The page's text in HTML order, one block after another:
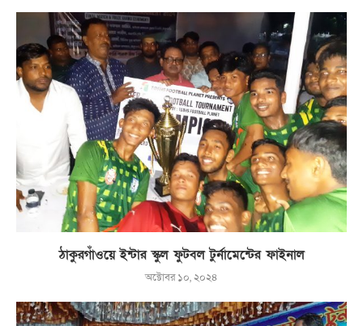
ঠাকুরগাঁওয়ে ইন্টার স্কুল ফুটবল টুর্নামেন্টের ফাইনাল
অক্টোবর ১০, ২০২৪